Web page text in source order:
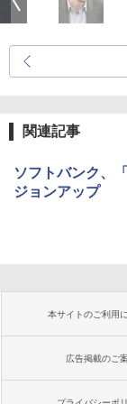
関連記事
ソフトバンク、
ジョンアップ
本サイトのご利用
広告掲載のご